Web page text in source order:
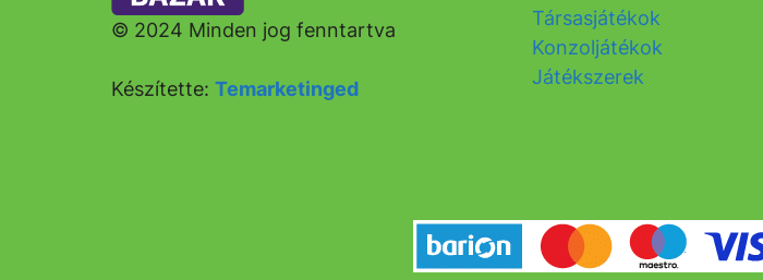
© 2024 Minden jog fenntartva
Készítette: Temarketinged
Társasjátékok
Konzoljátékok
Játékszerek